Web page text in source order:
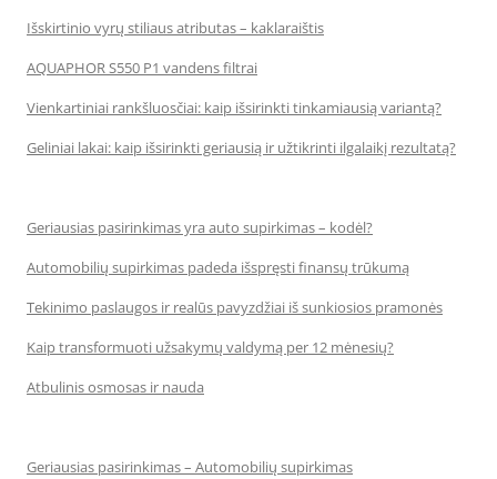
Išskirtinio vyrų stiliaus atributas – kaklaraištis
AQUAPHOR S550 P1 vandens filtrai
Vienkartiniai rankšluosčiai: kaip išsirinkti tinkamiausią variantą?
Geliniai lakai: kaip išsirinkti geriausią ir užtikrinti ilgalaikį rezultatą?
Geriausias pasirinkimas yra auto supirkimas – kodėl?
Automobilių supirkimas padeda išspręsti finansų trūkumą
Tekinimo paslaugos ir realūs pavyzdžiai iš sunkiosios pramonės
Kaip transformuoti užsakymų valdymą per 12 mėnesių?
Atbulinis osmosas ir nauda
Geriausias pasirinkimas – Automobilių supirkimas